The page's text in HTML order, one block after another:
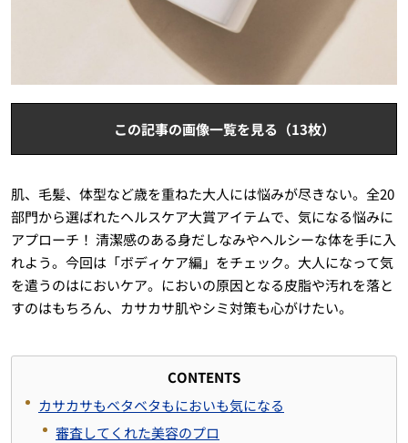
この記事の画像一覧を見る（13枚）
肌、毛髪、体型など歳を重ねた大人には悩みが尽きない。全20
部門から選ばれたヘルスケア大賞アイテムで、気になる悩みに
アプローチ！ 清潔感のある身だしなみやヘルシーな体を手に入
れよう。今回は「ボディケア編」をチェック。大人になって気
を遣うのはにおいケア。においの原因となる皮脂や汚れを落と
すのはもちろん、カサカサ肌やシミ対策も心がけたい。
CONTENTS
カサカサもベタベタもにおいも気になる
審査してくれた美容のプロ